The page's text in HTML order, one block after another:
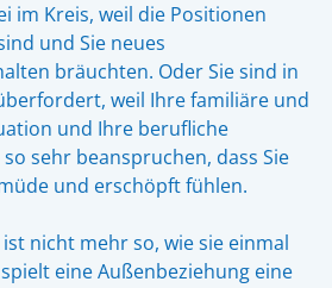
im Kreis, weil die Positionen
und Sie neues
bräuchten. Oder Sie sind in
weil Ihre familiäre und
und Ihre berufliche
sehr beanspruchen, dass Sie
und erschöpft fühlen.
nicht mehr so, wie sie einmal
eine Außenbeziehung eine